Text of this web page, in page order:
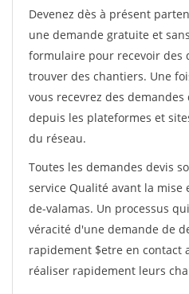
Devenez dès à présent
une demande gratuite et
formulaire pour recevoir des
trouver des chantiers. Une
vous recevrez des
depuis les plateformes et
du réseau.
Toutes les demandes devis
service Qualité avant la
de-valamas. Un processus
véracité d'une demande de
rapidement $etre en contact
réaliser rapidement leurs